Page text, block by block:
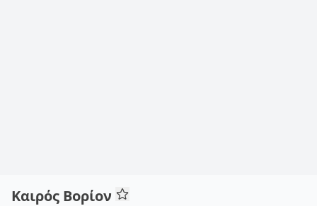
Καιρός Βορίον